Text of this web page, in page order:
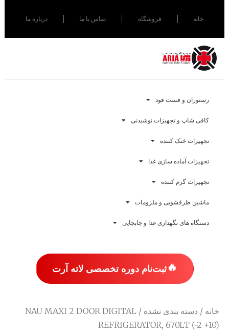
خانه فروشگاه تماس با ما درباره ما
رستوران و فست فود
کافی شاپ و تجهیزات نوشیدنی
تجهیزات خنک کننده
تجهیزات آماده سازی غذا
تجهیزات گرم کننده
ماشین ظرفشویی و ملزومات
دستگاه های نگهداری غذا و جابجایی
🔥ثبت‌نام دوره تخصصی لاته آرت
خانه / دسته بندی نشده
/ NAU MAXI 2 DOOR DIGITAL
REFRIGERATOR, 670LT (-2 +10)